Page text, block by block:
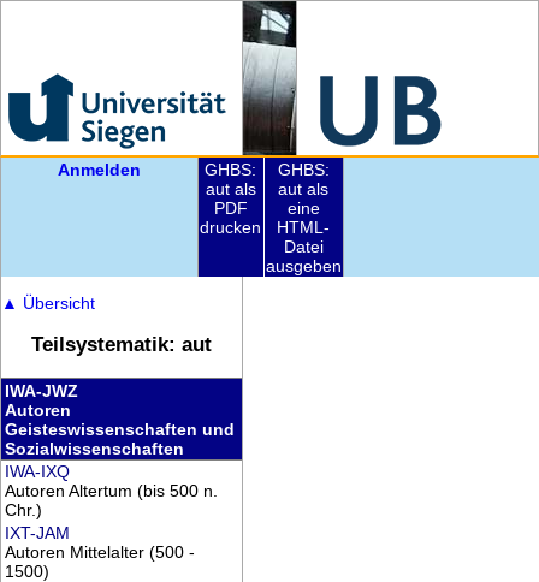
Anmelden
GHBS:
aut als
PDF
drucken
GHBS:
aut als
eine
HTML-
Datei
ausgeben
▲ Übersicht
Teilsystematik: aut
IWA-JWZ
Autoren
Geisteswissenschaften und
Sozialwissenschaften
IWA-IXQ
Autoren Altertum (bis 500 n.
Chr.)
IXT-JAM
Autoren Mittelalter (500 -
1500)